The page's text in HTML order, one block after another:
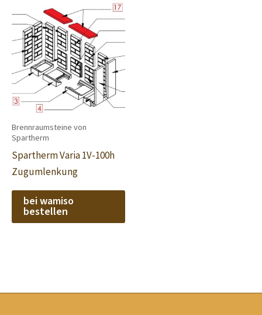
Brennraumsteine von
Spartherm
Spartherm Varia 1V-100h
Zugumlenkung
bei wamiso
bestellen